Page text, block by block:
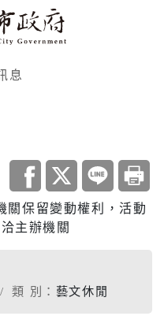
息
保留變動權利，活動
主辦機關
類 別： 藝文休閒